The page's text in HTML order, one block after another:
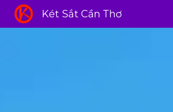
Két Sắt Cần Thơ